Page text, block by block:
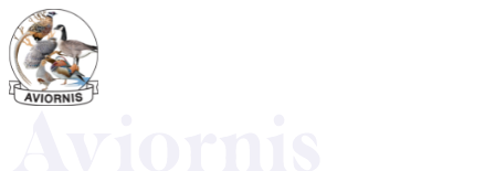
Overslaan
en
naar
de
inhoud